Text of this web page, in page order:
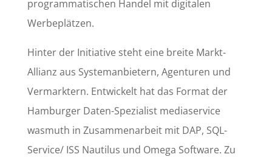
programmatischen Handel mit digitalen
Werbeplätzen.
Hinter der Initiative steht eine breite Markt-
Allianz aus Systemanbietern, Agenturen und
Vermarktern. Entwickelt hat das Format der
Hamburger Daten-Spezialist mediaservice
wasmuth in Zusammenarbeit mit DAP, SQL-
Service/ ISS Nautilus und Omega Software. Zu